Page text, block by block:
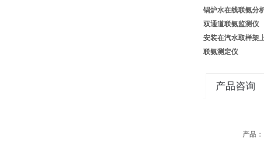
锅炉水在线联氨分
双通道联氨监测仪
安装在汽水取样架
联氨测定仪
产品咨询
产品：